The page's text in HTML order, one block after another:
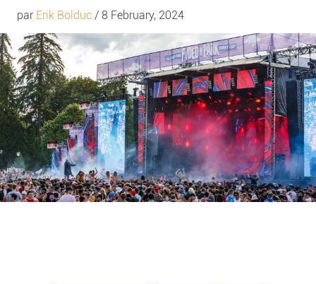
par Erik Bolduc / 8 February, 2024